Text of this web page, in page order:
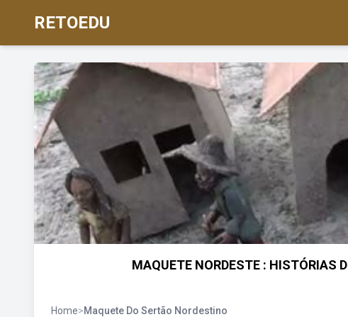
RETOEDU
MAQUETE NORDESTE : HISTÓRIAS
Home>Maquete Do Sertão Nordestino